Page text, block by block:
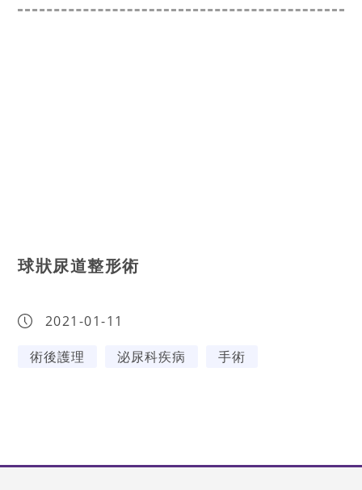
球狀尿道整形術
2021-01-11
術後護理
泌尿科疾病 手術